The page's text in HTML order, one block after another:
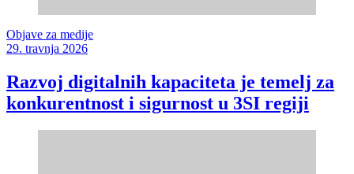
Objave za medije
29. travnja 2026
Razvoj digitalnih kapaciteta je temelj za
konkurentnost i sigurnost u 3SI regiji